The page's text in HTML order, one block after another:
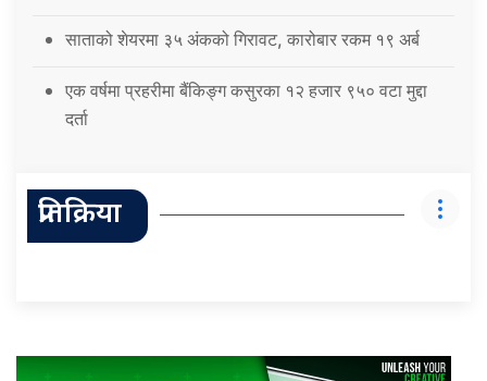
साताको शेयरमा ३५ अंकको गिरावट, कारोबार रकम १९ अर्ब
एक वर्षमा प्रहरीमा बैंकिङ्ग कसुरका १२ हजार ९५० वटा मुद्दा
दर्ता
प्रतिक्रिया